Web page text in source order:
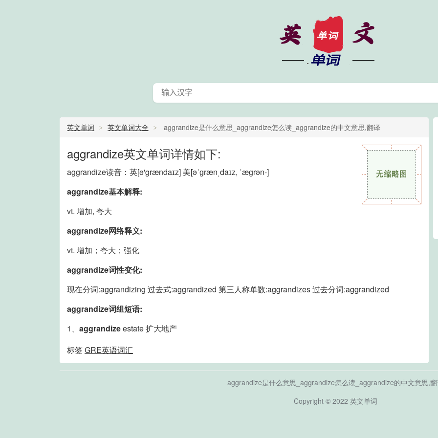
英文单词 英文单词大全 aggrandize是什么意思_aggrandize怎么读_aggrandize的中文意思,翻译
aggrandize英文单词详情如下:
aggrandize读音：英[ə'grændaɪz] 美[əˈɡrænˌdaɪz, ˈæɡrən-]
aggrandize基本解释:
vt. 增加, 夸大
aggrandize网络释义:
vt. 增加；夸大；强化
aggrandize词性变化:
现在分词:aggrandizing 过去式:aggrandized 第三人称单数:aggrandizes 过去分词:aggrandized
aggrandize词组短语:
1、 aggrandizeestate 扩大地产
标签GRE英语词汇
aggrandize是什么意思_aggrandize怎么读_aggrandize的中文意思,
Copyright © 2022 英文单词